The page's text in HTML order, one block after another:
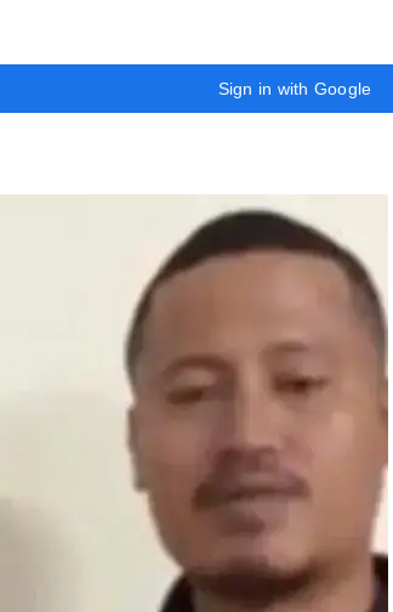
Sign in with Google